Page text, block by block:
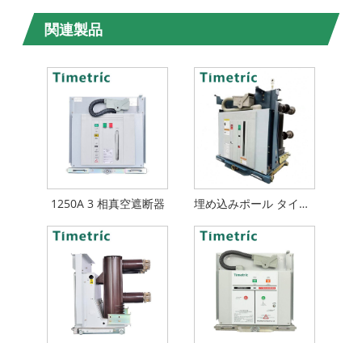
関連製品
1250A 3 相真空遮断器 埋め込みポール タイプ VCB